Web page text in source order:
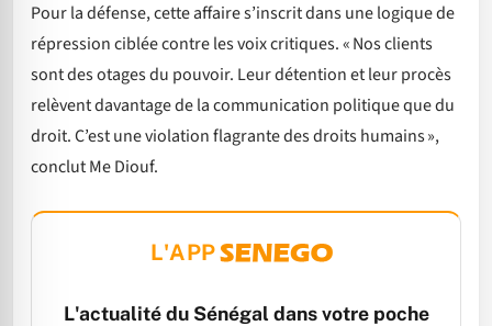
Pour la défense, cette affaire s’inscrit dans une logique de
répression ciblée contre les voix critiques. « Nos clients
sont des otages du pouvoir. Leur détention et leur procès
relèvent davantage de la communication politique que du
droit. C’est une violation flagrante des droits humains »,
conclut Me Diouf.
L'APP
L'actualité du Sénégal dans votre poche